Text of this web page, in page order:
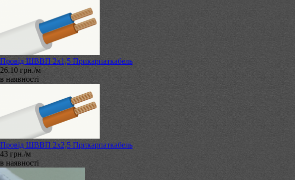
Провід ШВВП 2х1,5 Прикарпаткабель
26.10 грн./м
в наявності
Провід ШВВП 2х2,5 Прикарпаткабель
43 грн./м
в наявності